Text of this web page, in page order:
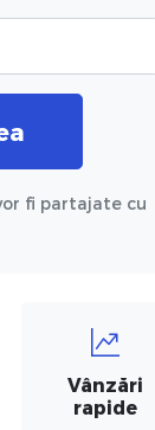
fi partajate cu
Vânzări
rapide